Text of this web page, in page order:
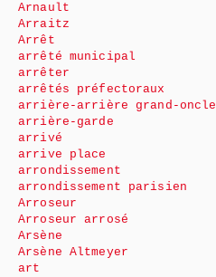
Arnault
Arraitz
Arrêt
arrêté municipal
arrêter
arrêtés préfectoraux
arrière-arrière grand-oncle
arrière-garde
arrivé
arrive place
arrondissement
arrondissement parisien
Arroseur
Arroseur arrosé
Arsène
Arsène Altmeyer
art